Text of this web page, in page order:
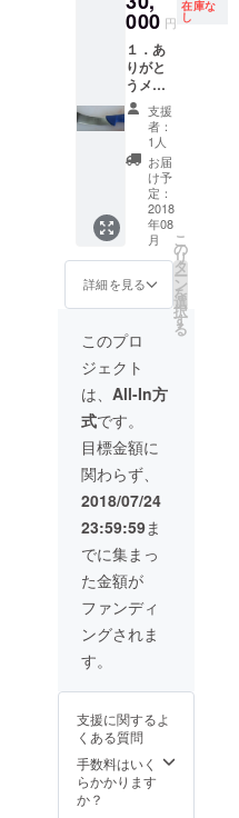
づつ手
作りで
作った
イノシ
シの缶
詰セッ
ト ３．
イノシ
シを捌
く刀
（包
丁）の
ネーミ
ングラ
イツ
～
000 円
在庫な
し
１．あ
りがと
うメー
ル ２．
おおち
山くじ
ら缶詰
製造加
工場
（旧乙
原保育
所）
で、美
郷のお
かあ
ちゃん
たちが
ひとつ
づつ手
作りで
作った
イノシ
シの缶
詰セッ
ト ３．
イノシ
シを捌
く刀
（包
丁）の
ネーミ
ングラ
イツ
～
写真
皮ナイ
フで
す。筋
引ナイ
フは、
支援
者：
1人
お届
け予
定：
2018
年08
月
詳細を見る
こ
の
リ
タ
ー
ン
を
選
択
す
る
このプロ
ジェクト
は、 All-In方
式です。
目標金額に
関わらず、
2018/07/24
23:59:59ま
でに集まっ
た金額が
ファンディ
ングされま
す。
支援に関するよ
くある質問
手数料はいく
らかかります
か？